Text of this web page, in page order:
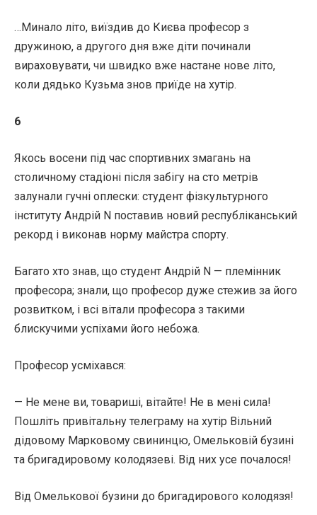
…Минало літо, виїздив до Києва професор з
дружиною, а другого дня вже діти починали
вираховувати, чи швидко вже настане нове літо,
коли дядько Кузьма знов приїде на хутір.
6
Якось восени під час спортивних змагань на
столичному стадіоні після забігу на сто метрів
залунали гучні оплески: студент фізкультурного
інституту Андрій N поставив новий республіканський
рекорд і виконав норму майстра спорту.
Багато хто знав, що студент Андрій N — племінник
професора; знали, що професор дуже стежив за його
розвитком, і всі вітали професора з такими
блискучими успіхами його небожа.
Професор усміхався:
— Не мене ви, товариші, вітайте! Не в мені сила!
Пошліть привітальну телеграму на хутір Вільний
дідовому Марковому свининцю, Омельковій бузині
та бригадировому колодязеві. Від них усе почалося!
Від Омелькової бузини до бригадирового колодязя!